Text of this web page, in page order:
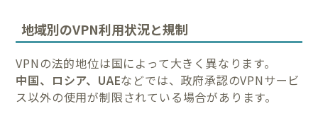
地域別のVPN利用状況と規制
VPNの法的地位は国によって大きく異なります。
中国、ロシア、UAEなどでは、政府承認のVPNサービ
ス以外の使用が制限されている場合があります。